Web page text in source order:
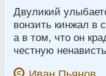
Двуликий
вонзить кинжал в
а в том, что он
честную